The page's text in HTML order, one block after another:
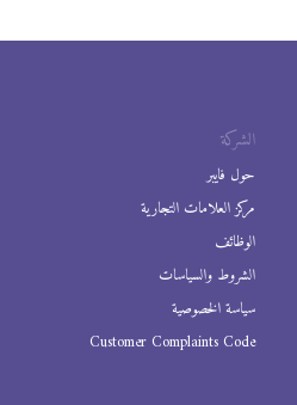
الشركة
حول فايبر
مركز العلامات التجارية
الوظائف
الشروط والسياسات
سياسة الخصوصية
Customer Complaints Code